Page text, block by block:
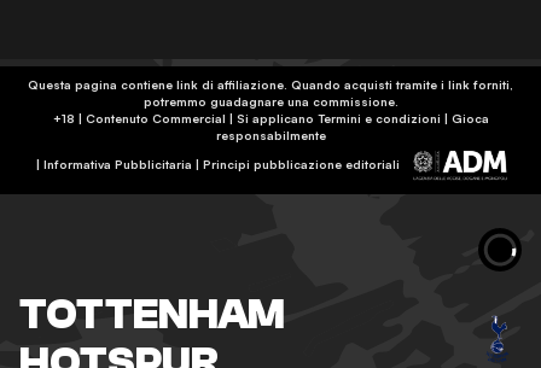
Questa pagina contiene link di affiliazione. Quando acquisti tramite i link forniti,
potremmo guadagnare una commissione.
+18 | Contenuto Commercial | Si applicano Termini e condizioni | Gioca
responsabilmente
| Informativa Pubblicitaria | Principi pubblicazione editoriali
TOTTENHAM